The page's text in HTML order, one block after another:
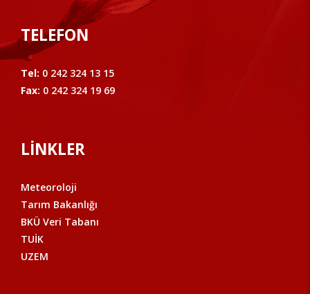
TELEFON
Tel: 0 242 324 13 15
Fax: 0 242 324 19 69
LİNKLER
Meteoroloji
Tarım Bakanlığı
BKÜ Veri Tabanı
TUİK
UZEM